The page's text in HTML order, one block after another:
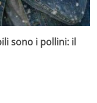
sono i pollini: il